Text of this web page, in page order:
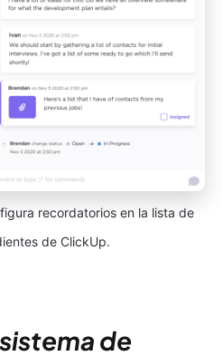
recordatorios en la lista de
de ClickUp.
de